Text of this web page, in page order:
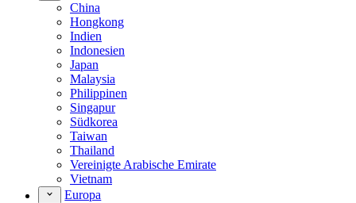
China
Hongkong
Indien
Indonesien
Japan
Malaysia
Philippinen
Singapur
Südkorea
Taiwan
Thailand
Vereinigte Arabische Emirate
Vietnam
Europa